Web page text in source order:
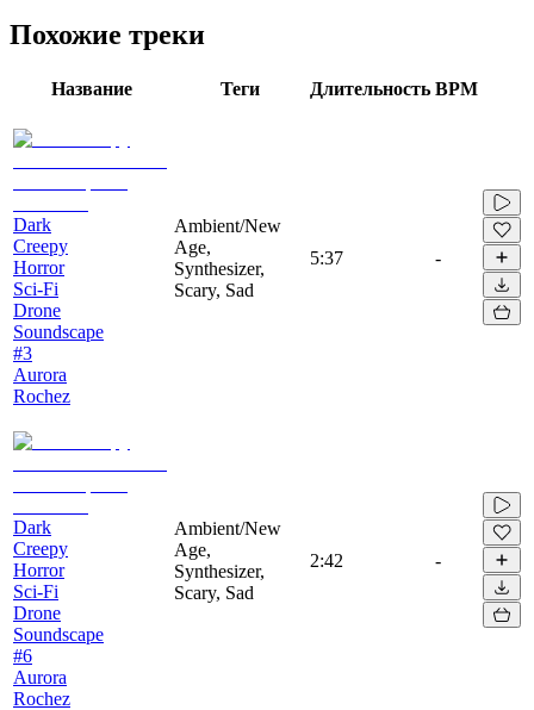
Похожие треки
Название Теги Длительность BPM
Dark
Creepy
Horror
Sci-Fi
Drone
Soundscape
#3
Aurora
Rochez
Ambient/New
Age,
Synthesizer,
Scary, Sad
5:37 -
Dark
Creepy
Horror
Sci-Fi
Drone
Soundscape
#6
Aurora
Rochez
Ambient/New
Age,
Synthesizer,
Scary, Sad
2:42 -